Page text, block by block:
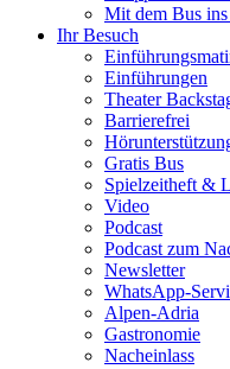
Mit dem Bus ins
Ihr Besuch
Einführungen
Theater
Barrierefrei
Gratis Bus
Spielzeitheft &
Video
Podcast
Podcast zum
Newsletter
WhatsApp-
Alpen-Adria
Gastronomie
Nacheinlass